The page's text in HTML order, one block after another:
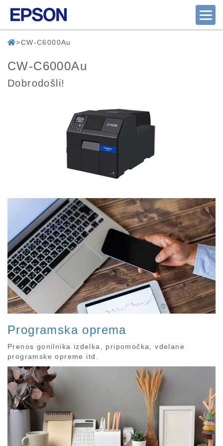
CW-C6000Au
CW-C6000Au
Dobrodošli!
Programska oprema
Prenos gonilnika izdelka, pripomočka, vdelane
programske opreme itd.